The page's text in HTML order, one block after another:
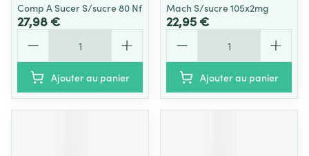
Comp A Sucer S/sucre 80 Nf
27,98 €
Ajouter au panier
Mach S/sucre 105x2mg
22,95 €
Ajouter au panier